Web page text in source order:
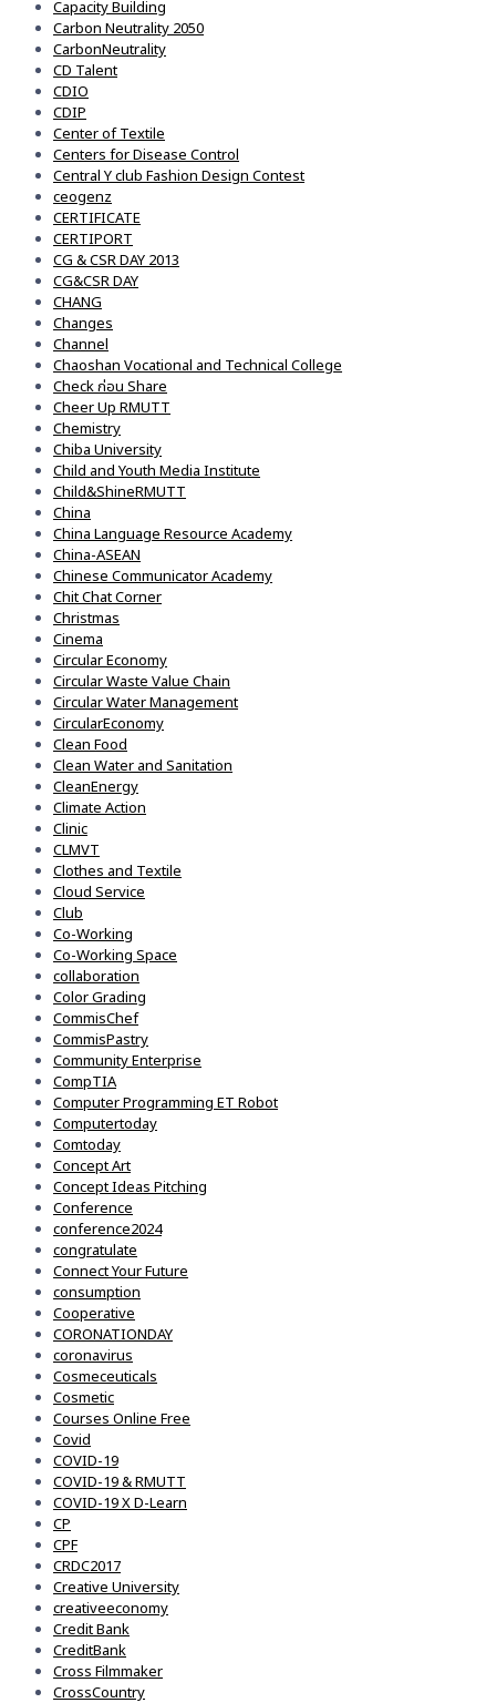
Capacity Building
Carbon Neutrality 2050
CarbonNeutrality
CD Talent
CDIO
CDIP
Center of Textile
Centers for Disease Control
Central Y club Fashion Design Contest
ceogenz
CERTIFICATE
CERTIPORT
CG & CSR DAY 2013
CG&CSR DAY
CHANG
Changes
Channel
Chaoshan Vocational and Technical College
Check ก่อน Share
Cheer Up RMUTT
Chemistry
Chiba University
Child and Youth Media Institute
Child&ShineRMUTT
China
China Language Resource Academy
China-ASEAN
Chinese Communicator Academy
Chit Chat Corner
Christmas
Cinema
Circular Economy
Circular Waste Value Chain
Circular Water Management
CircularEconomy
Clean Food
Clean Water and Sanitation
CleanEnergy
Climate Action
Clinic
CLMVT
Clothes and Textile
Cloud Service
Club
Co-Working
Co-Working Space
collaboration
Color Grading
CommisChef
CommisPastry
Community Enterprise
CompTIA
Computer Programming ET Robot
Computertoday
Comtoday
Concept Art
Concept Ideas Pitching
Conference
conference2024
congratulate
Connect Your Future
consumption
Cooperative
CORONATIONDAY
coronavirus
Cosmeceuticals
Cosmetic
Courses Online Free
Covid
COVID-19
COVID-19 & RMUTT
COVID-19 X D-Learn
CP
CPF
CRDC2017
Creative University
creativeeconomy
Credit Bank
CreditBank
Cross Filmmaker
CrossCountry